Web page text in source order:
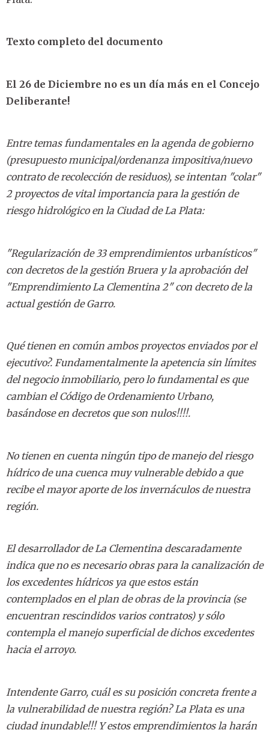
Texto completo del documento
El 26 de Diciembre no es un día más en el Concejo
Deliberante!
Entre temas fundamentales en la agenda de gobierno
(presupuesto municipal/ordenanza impositiva/nuevo
contrato de recolección de residuos), se intentan "colar"
2 proyectos de vital importancia para la gestión de
riesgo hidrológico en la Ciudad de La Plata:
"Regularización de 33 emprendimientos urbanísticos"
con decretos de la gestión Bruera y la aprobación del
"Emprendimiento La Clementina 2" con decreto de la
actual gestión de Garro.
Qué tienen en común ambos proyectos enviados por el
ejecutivo?. Fundamentalmente la apetencia sin límites
del negocio inmobiliario, pero lo fundamental es que
cambian el Código de Ordenamiento Urbano,
basándose en decretos que son nulos!!!!.
No tienen en cuenta ningún tipo de manejo del riesgo
hídrico de una cuenca muy vulnerable debido a que
recibe el mayor aporte de los invernáculos de nuestra
región.
El desarrollador de La Clementina descaradamente
indica que no es necesario obras para la canalización de
los excedentes hídricos ya que estos están
contemplados en el plan de obras de la provincia (se
encuentran rescindidos varios contratos) y sólo
contempla el manejo superficial de dichos excedentes
hacia el arroyo.
Intendente Garro, cuál es su posición concreta frente a
la vulnerabilidad de nuestra región? La Plata es una
ciudad inundable!!! Y estos emprendimientos la harán